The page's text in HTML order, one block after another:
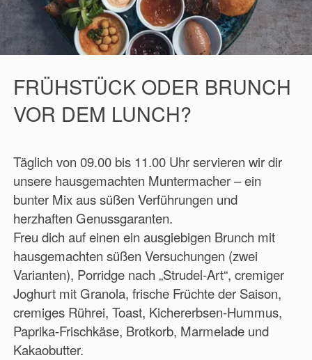
FRÜHSTÜCK ODER BRUNCH
VOR DEM LUNCH?
Täglich von 09.00 bis 11.00 Uhr servieren wir dir
unsere hausgemachten Muntermacher – ein
bunter Mix aus süßen Verführungen und
herzhaften Genussgaranten.
Freu dich auf einen ein ausgiebigen Brunch mit
hausgemachten süßen Versuchungen (zwei
Varianten), Porridge nach „Strudel-Art“, cremiger
Joghurt mit Granola, frische Früchte der Saison,
cremiges Rührei, Toast, Kichererbsen-Hummus,
Paprika-Frischkäse, Brotkorb, Marmelade und
Kakaobutter.